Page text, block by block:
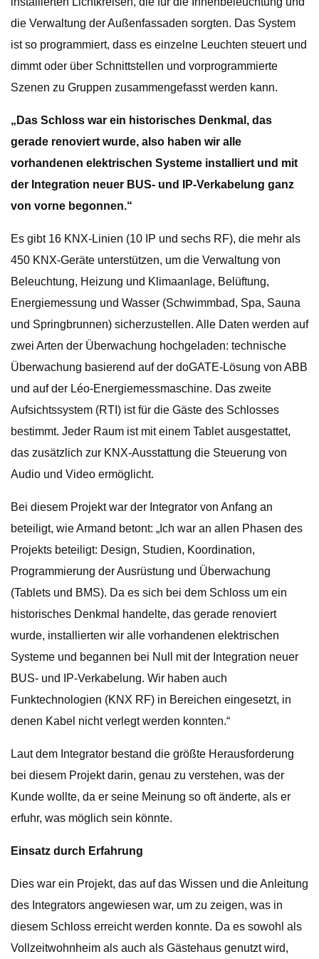
die Verwaltung der Außenfassaden sorgten. Das System
ist so programmiert, dass es einzelne Leuchten steuert und
dimmt oder über Schnittstellen und vorprogrammierte
Szenen zu Gruppen zusammengefasst werden kann.
„Das Schloss war ein historisches Denkmal, das
gerade renoviert wurde, also haben wir alle
vorhandenen elektrischen Systeme installiert und mit
der Integration neuer BUS- und IP-Verkabelung ganz
von vorne begonnen.“
Es gibt 16 KNX-Linien (10 IP und sechs RF), die mehr als
450 KNX-Geräte unterstützen, um die Verwaltung von
Beleuchtung, Heizung und Klimaanlage, Belüftung,
Energiemessung und Wasser (Schwimmbad, Spa, Sauna
und Springbrunnen) sicherzustellen. Alle Daten werden auf
zwei Arten der Überwachung hochgeladen: technische
Überwachung basierend auf der doGATE-Lösung von ABB
und auf der Léo-Energiemessmaschine. Das zweite
Aufsichtssystem (RTI) ist für die Gäste des Schlosses
bestimmt. Jeder Raum ist mit einem Tablet ausgestattet,
das zusätzlich zur KNX-Ausstattung die Steuerung von
Audio und Video ermöglicht.
Bei diesem Projekt war der Integrator von Anfang an
beteiligt, wie Armand betont: „Ich war an allen Phasen des
Projekts beteiligt: ​​Design, Studien, Koordination,
Programmierung der Ausrüstung und Überwachung
(Tablets und BMS). Da es sich bei dem Schloss um ein
historisches Denkmal handelte, das gerade renoviert
wurde, installierten wir alle vorhandenen elektrischen
Systeme und begannen bei Null mit der Integration neuer
BUS- und IP-Verkabelung. Wir haben auch
Funktechnologien (KNX RF) in Bereichen eingesetzt, in
denen Kabel nicht verlegt werden konnten.“
Laut dem Integrator bestand die größte Herausforderung
bei diesem Projekt darin, genau zu verstehen, was der
Kunde wollte, da er seine Meinung so oft änderte, als er
erfuhr, was möglich sein könnte.
Einsatz durch Erfahrung
Dies war ein Projekt, das auf das Wissen und die Anleitung
des Integrators angewiesen war, um zu zeigen, was in
diesem Schloss erreicht werden konnte. Da es sowohl als
Vollzeitwohnheim als auch als Gästehaus genutzt wird,